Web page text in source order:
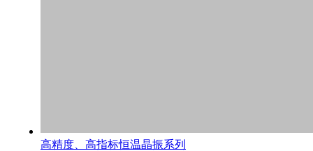
高精度、高指标恒温晶振系列